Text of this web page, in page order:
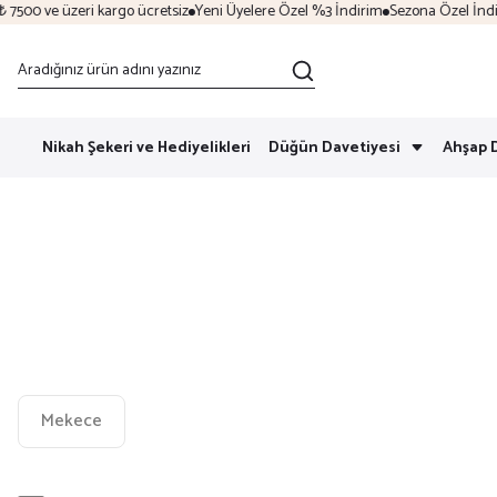
üzeri kargo ücretsiz Yeni Üyelere Özel %3 İndirim Sezona Özel İndirim
Nikah Şekeri ve Hediyelikleri Düğün Davetiyesi Ahşap
Mekece